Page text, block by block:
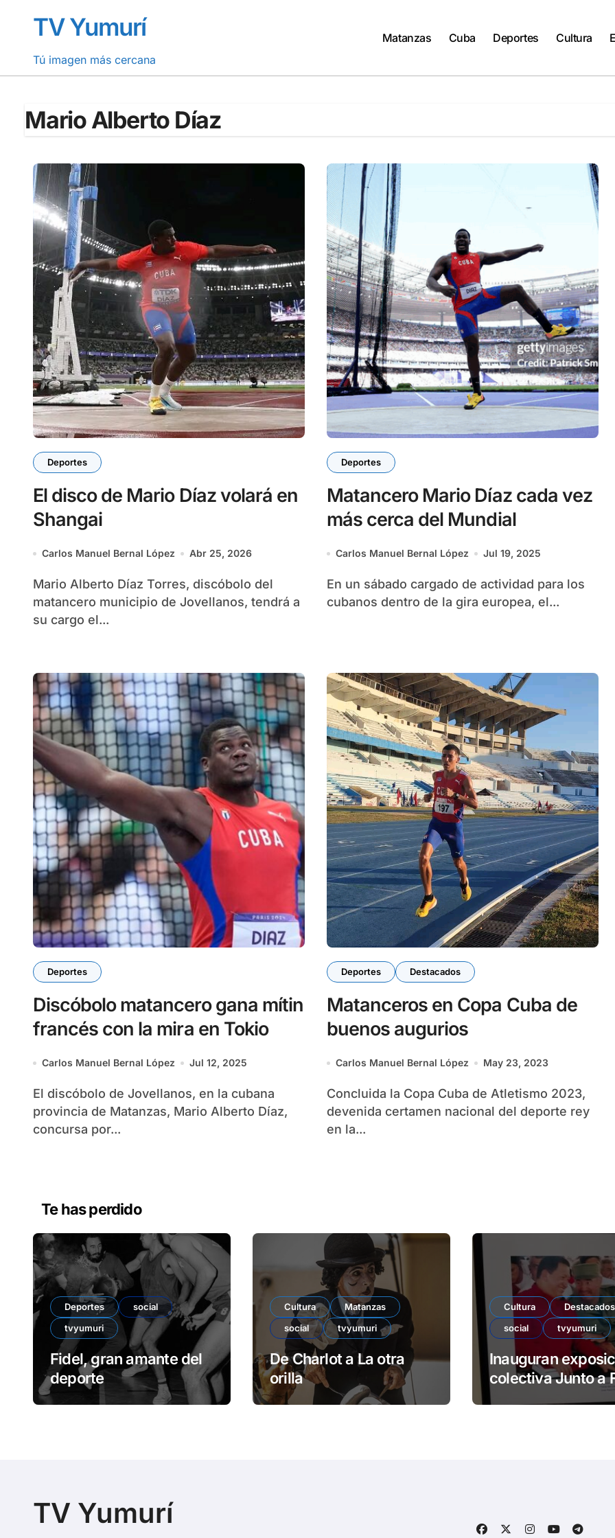
contenidoTV Yumurí
Tú imagen más cercana
Matanzas Cuba Deportes Cultura
Mario Alberto Díaz
Deportes
El disco de Mario Díaz volará en
Shangai
Carlos Manuel Bernal López Abr 25, 2026
Mario Alberto Díaz Torres, discóbolo del
matancero municipio de Jovellanos, tendrá a
su cargo el...
Deportes
Matancero Mario Díaz cada vez
más cerca del Mundial
Carlos Manuel Bernal López Jul 19, 2025
En un sábado cargado de actividad para los
cubanos dentro de la gira europea, el...
Deportes
Discóbolo matancero gana mítin
francés con la mira en Tokio
Carlos Manuel Bernal López Jul 12, 2025
El discóbolo de Jovellanos, en la cubana
provincia de Matanzas, Mario Alberto Díaz,
concursa por...
Deportes Destacados
Matanceros en Copa Cuba de
buenos augurios
Carlos Manuel Bernal López May 23, 2023
Concluida la Copa Cuba de Atletismo 2023,
devenida certamen nacional del deporte rey
en la...
Te has perdido
Deportes
social
tvyumuri
Fidel, gran amante del
deporte
Cultura
Matanzas
social
tvyumuri
De Charlot a La otra
orilla
Cultura
Destacados
social
tvyumuri
Inauguran
colectiva Junto a
TV Yumurí